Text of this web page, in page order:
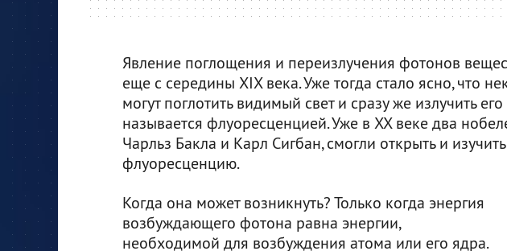
Явление поглощения и переизлучения фотонов
еще с середины XIX века. Уже тогда стало ясно, что
могут поглотить видимый свет и сразу же излучить
называется флуоресценцией. Уже в XX веке два
Чарльз Бакла и Карл Сигбан, смогли открыть и
флуоресценцию.
Когда она может возникнуть? Только когда энергия
возбуждающего фотона равна энергии,
необходимой для возбуждения атома или его ядра.